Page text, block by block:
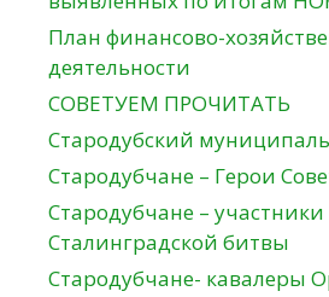
План финансово-
деятельности
СОВЕТУЕМ ПРОЧИТАТЬ
Стародубский
Стародубчане – Герои
Стародубчане – участники
Сталинградской битвы
Стародубчане- кавалеры